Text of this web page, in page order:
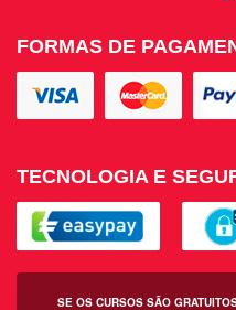
FORMAS DE
TECNOLOGIA E
SE OS CURSOS SÃO